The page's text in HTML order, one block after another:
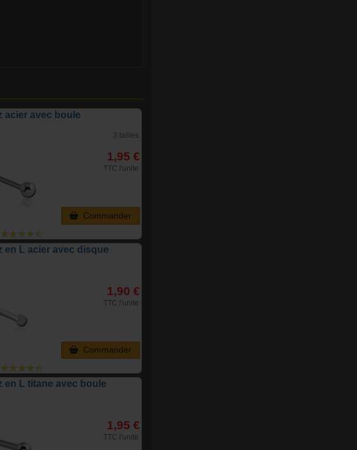
acier avec boule
3 tailles
1,95 €
TTC l'unite
Commander
en L acier avec disque
1,90 €
TTC l'unite
Commander
en L titane avec boule
1,95 €
TTC l'unite